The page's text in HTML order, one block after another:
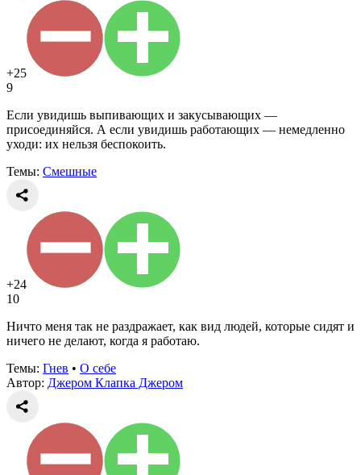
+25
9
Если увидишь выпивающих и закусывающих —
присоединяйся. А если увидишь работающих — немедленно
уходи: их нельзя беспокоить.
Темы: Смешные
+24
10
Ничто меня так не раздражает, как вид людей, которые сидят и
ничего не делают, когда я работаю.
Темы: Гнев • О себе
Автор: Джером Клапка Джером